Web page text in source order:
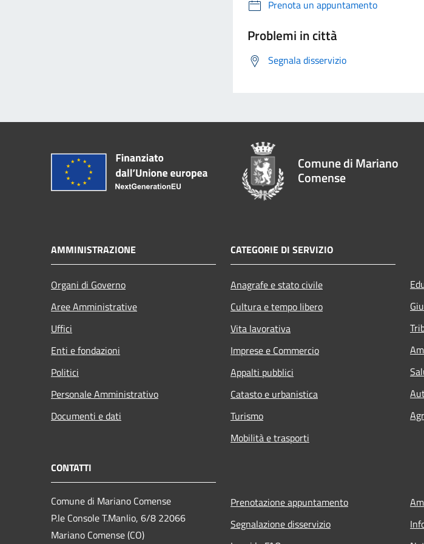
Prenota un appuntamento
Problemi in città
Segnala disservizio
Comune di Mariano
Comense
AMMINISTRAZIONE
Organi di Governo
Aree Amministrative
Uffici
Enti e fondazioni
Politici
Personale Amministrativo
Documenti e dati
CATEGORIE DI SERVIZIO
Anagrafe e stato civile
Cultura e tempo libero
Vita lavorativa
Imprese e Commercio
Appalti pubblici
Catasto e urbanistica
Turismo
Mobilità e trasporti
CONTATTI
Comune di Mariano Comense
P.le Console T.Manlio, 6/8 22066
Mariano Comense (CO)
Prenotazione appuntamento
Segnalazione disservizio